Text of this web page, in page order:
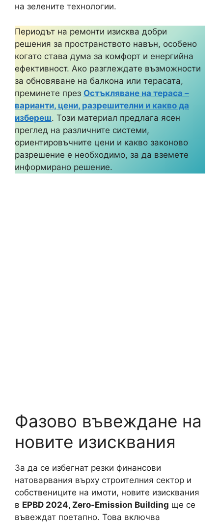
на зелените технологии.
Периодът на ремонти изисква добри
решения за пространството навън, особено
когато става дума за комфорт и енергийна
ефективност. Ако разглеждате възможности
за обновяване на балкона или терасата,
преминете през Остъкляване на тераса –
варианти, цени, разрешителни и какво да
избереш. Този материал предлага ясен
преглед на различните системи,
ориентировъчните цени и какво законово
разрешение е необходимо, за да вземете
информирано решение.
Фазово въвеждане на
новите изисквания
За да се избегнат резки финансови
натоварвания върху строителния сектор и
собствениците на имоти, новите изисквания
в EPBD 2024, Zero-Emission Building ще се
въвеждат поетапно. Това включва